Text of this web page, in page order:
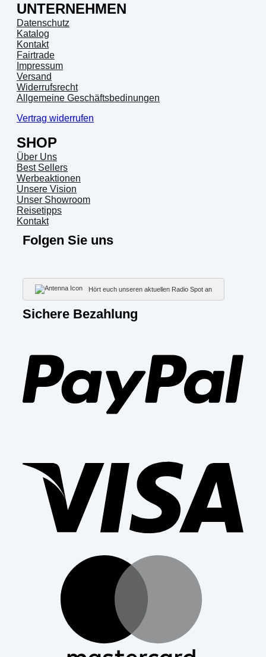
UNTERNEHMEN
Datenschutz
Katalog
Kontakt
Fairtrade
Impressum
Versand
Widerrufsrecht
Allgemeine Geschäftsbedinungen
Vertrag widerrufen
SHOP
Über Uns
Best Sellers
Werbeaktionen
Unsere Vision
Unser Showroom
Reisetipps
Kontakt
Folgen Sie uns
Hört euch unseren aktuellen Radio Spot an
Sichere Bezahlung